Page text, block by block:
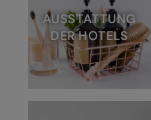
AUSSTATTUNG
DER HOTELS